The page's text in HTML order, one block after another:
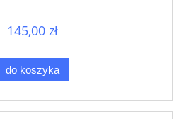
145,00 zł
do koszyka